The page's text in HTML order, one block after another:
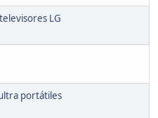
LG
portátiles